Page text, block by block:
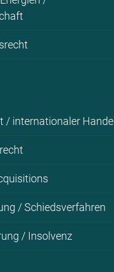
/ in­ter­na­tio­na­ler Han­del
/ Schieds­ver­fah­ren
/ In­sol­venz